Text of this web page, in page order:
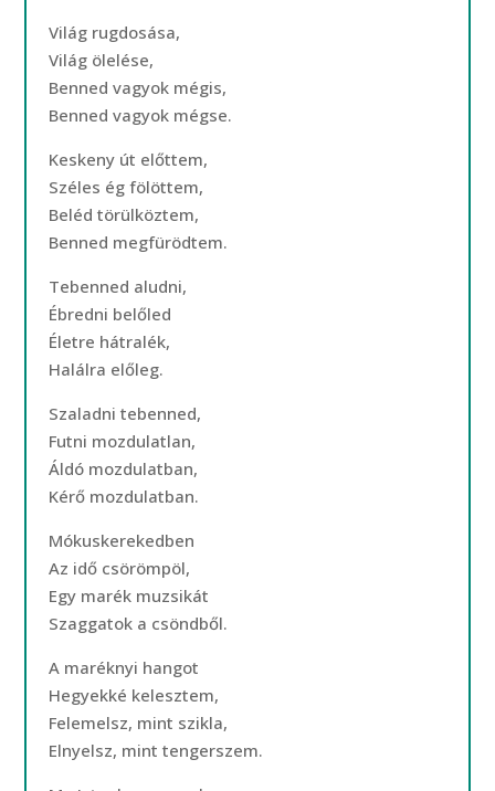
Világ rugdosása,
Világ ölelése,
Benned vagyok mégis,
Benned vagyok mégse.
Keskeny út előttem,
Széles ég fölöttem,
Beléd törülköztem,
Benned megfürödtem.
Tebenned aludni,
Ébredni belőled
Életre hátralék,
Halálra előleg.
Szaladni tebenned,
Futni mozdulatlan,
Áldó mozdulatban,
Kérő mozdulatban.
Mókuskerekedben
Az idő csörömpöl,
Egy marék muzsikát
Szaggatok a csöndből.
A maréknyi hangot
Hegyekké kelesztem,
Felemelsz, mint szikla,
Elnyelsz, mint tengerszem.